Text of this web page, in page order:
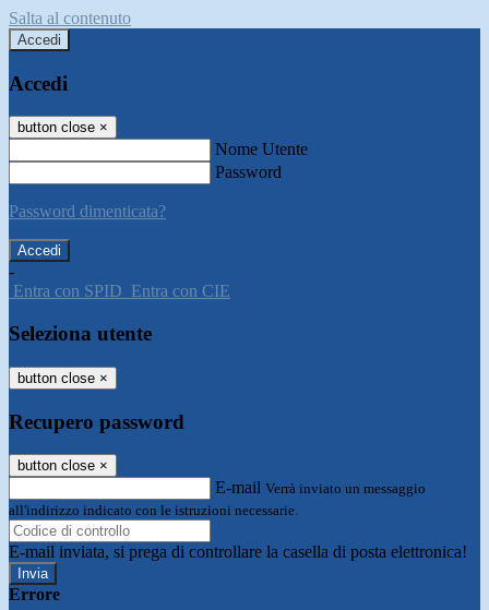
Salta al contenuto
Accedi
Accedi
button close ×
Nome Utente
Password
Password dimenticata?
-
Entra con SPID Entra con CIE
Seleziona utente
button close ×
Recupero password
button close ×
E-mail Verrà inviato un messaggio
all'indirizzo indicato con le istruzioni necessarie.
E-mail inviata, si prega di controllare la casella di posta elettronica!
Errore